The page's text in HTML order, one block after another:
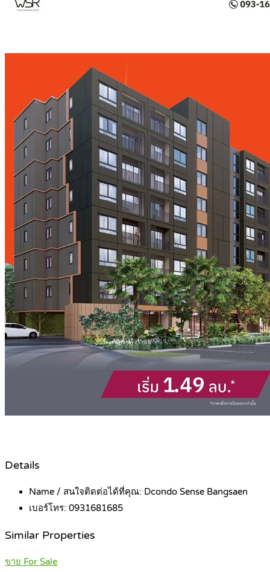
Details
Name / สนใจติดต่อได้ที่คุณ: Dcondo Sense Bangsaen
เบอร์โทร: 0931681685
Similar Properties
ขาย For Sale